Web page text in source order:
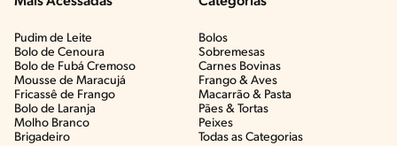
Pudim de Leite
Bolo de Cenoura
Bolo de Fubá Cremoso
Mousse de Maracujá
Fricassê de Frango
Bolo de Laranja
Molho Branco
Brigadeiro
Bolos
Sobremesas
Carnes Bovinas​
Frango & Aves​
Macarrão & Pasta​
Pães & Tortas​
Peixes
Todas as Categorias